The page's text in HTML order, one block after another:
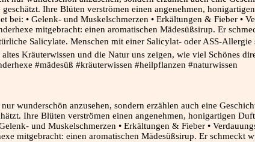
wunderschön anzusehen, sondern erzählen auch eine
Ihre Blüten verströmen einen angenehmen, honigartigen
und Muskelschmerzen • Erkältungen & Fieber •
mitgebracht: einen aromatischen Mädesüßsirup. Er schmeckt